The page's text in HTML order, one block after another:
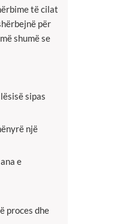
të cilat
për
shumë se
sipas
një
e
proces dhe